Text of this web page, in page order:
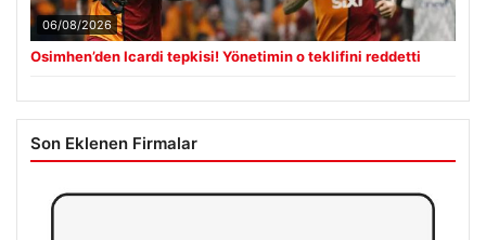
06/08/2026
Osimhen’den Icardi tepkisi! Yönetimin o teklifini reddetti
Son Eklenen Firmalar